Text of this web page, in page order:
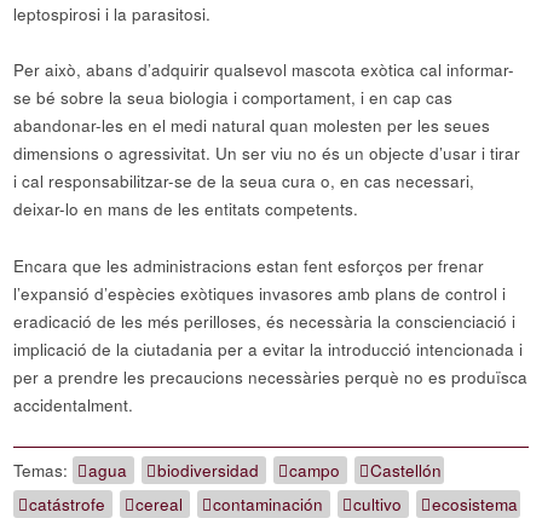
leptospirosi i la parasitosi.
Per això, abans d’adquirir qualsevol mascota exòtica cal informar-
se bé sobre la seua biologia i comportament, i en cap cas
abandonar-les en el medi natural quan molesten per les seues
dimensions o agressivitat. Un ser viu no és un objecte d’usar i tirar
i cal responsabilitzar-se de la seua cura o, en cas necessari,
deixar-lo en mans de les entitats competents.
Encara que les administracions estan fent esforços per frenar
l’expansió d’espècies exòtiques invasores amb plans de control i
eradicació de les més perilloses, és necessària la conscienciació i
implicació de la ciutadania per a evitar la introducció intencionada i
per a prendre les precaucions necessàries perquè no es produïsca
accidentalment.
Temas: agua biodiversidad campo
Castellón
catástrofe
cereal contaminación cultivo
ecosistema